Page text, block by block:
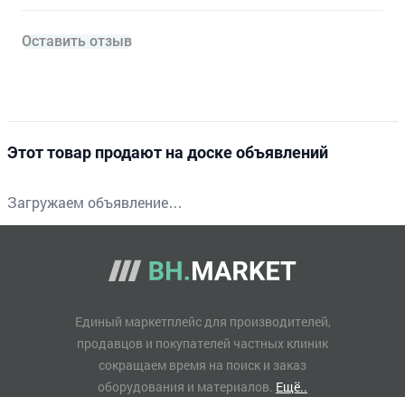
Оставить отзыв
Этот товар продают на доске объявлений
Загружаем объявление…
Единый маркетплейс для производителей,
продавцов и покупателей частных клиник
сокращаем время на поиск и заказ
оборудования и материалов. Ещё..